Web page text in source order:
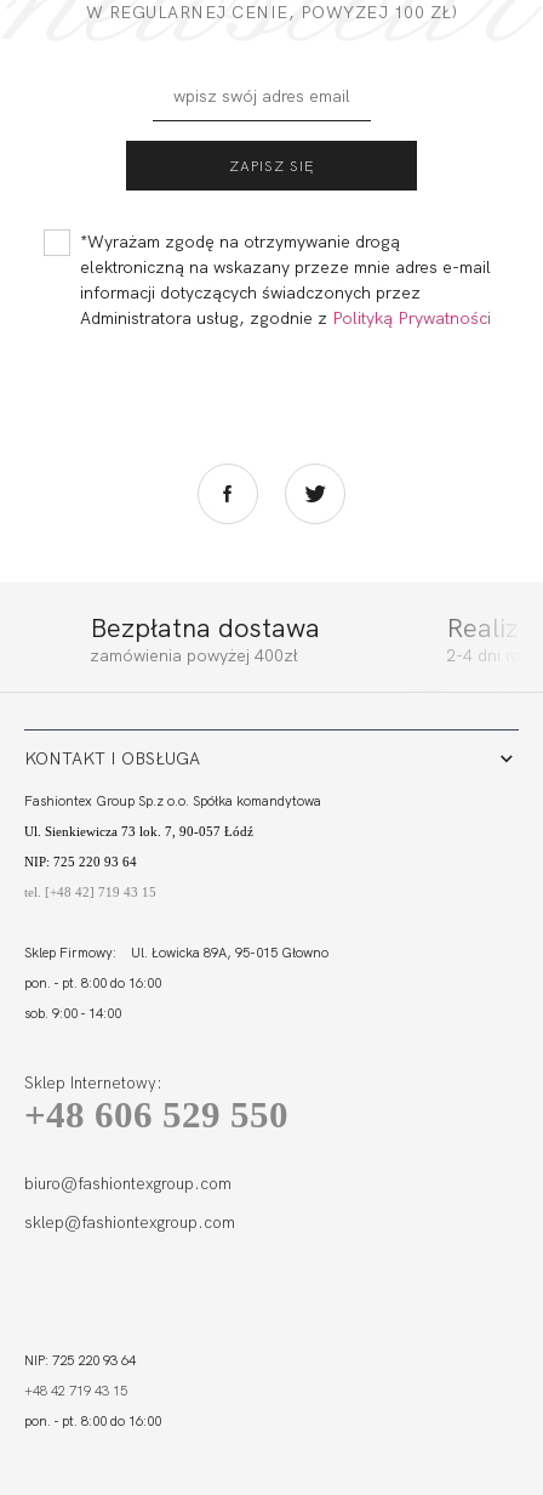
129,80 38,94 zł 147,40
BEACH ESPANA
BEACH TANKINI
W REGULARNEJ CENIE, POWYZEJ 100 ZŁ)
*Wyrażam zgodę na otrzymywanie drogą
elektroniczną na wskazany przeze mnie adres e-mail
informacji dotyczących świadczonych przez
Administratora usług, zgodnie z Polityką Prywatności
Bezpłatna dostawa
zamówienia powyżej 400zł 2-4 dni
KONTAKT I OBSŁUGA
Fashiontex Group Sp.z o.o. Spółka komandytowa
Ul. Sienkiewicza 73 lok. 7, 90-057 Łódź
NIP: 725 220 93 64
tel. [+48 42] 719 43 15
Sklep Firmowy: Ul. Łowicka 89A, 95-015 Głowno
pon. - pt. 8:00 do 16:00
sob. 9:00 - 14:00
Sklep Internetowy:
+48 606 529 550
biuro@fashiontexgroup.com
sklep@fashiontexgroup.com
NIP: 725 220 93 64
+48 42 719 43 15
pon. - pt. 8:00 do 16:00